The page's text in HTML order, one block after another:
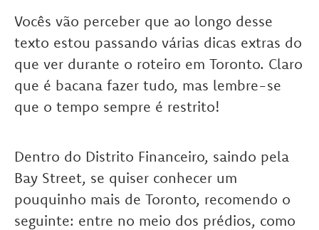
Vocês vão perceber que ao longo desse
texto estou passando várias dicas extras do
que ver durante o roteiro em Toronto. Claro
que é bacana fazer tudo, mas lembre-se
que o tempo sempre é restrito!
Dentro do Distrito Financeiro, saindo pela
Bay Street, se quiser conhecer um
pouquinho mais de Toronto, recomendo o
seguinte: entre no meio dos prédios, como